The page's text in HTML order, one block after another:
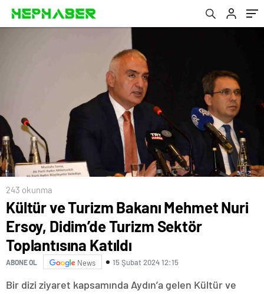
243 okunma
Kültür ve Turizm Bakanı Mehmet Nuri
Ersoy, Didim’de Turizm Sektör
Toplantısına Katıldı
ABONE OL News 15 Şubat 2024 12:15
Bir dizi ziyaret kapsamında Aydın’a gelen Kültür ve